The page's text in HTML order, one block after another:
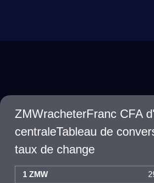
ZMWracheterFranc CFA
centraleTableau de
taux de change
1 ZMW